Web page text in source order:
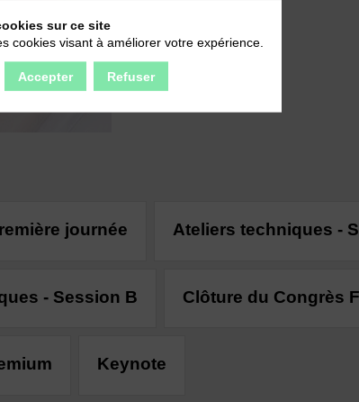
journée Ateliers techniques -
- Session B Clôture du Congrès
Keynote
sur ce site
cookies visant à améliorer votre expérience.
Accepter Refuser